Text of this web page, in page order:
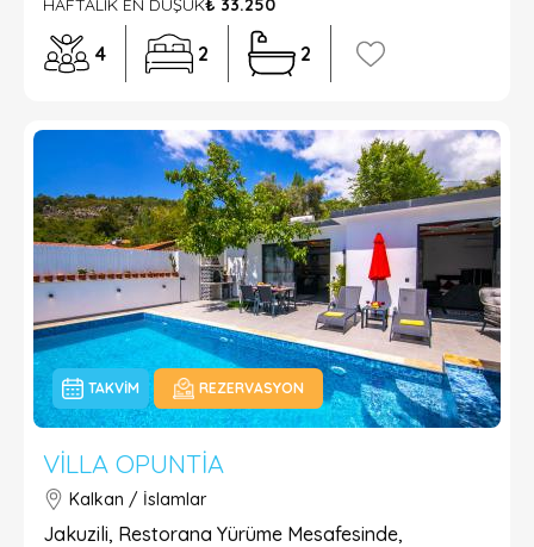
HAFTALIK EN DÜŞÜK₺ 33.250
4 2 2
TAKVIM REZERVASYON
VILLA OPUNTIA
Kalkan / İslamlar
Jakuzili, Restorana Yürüme Mesafesinde,